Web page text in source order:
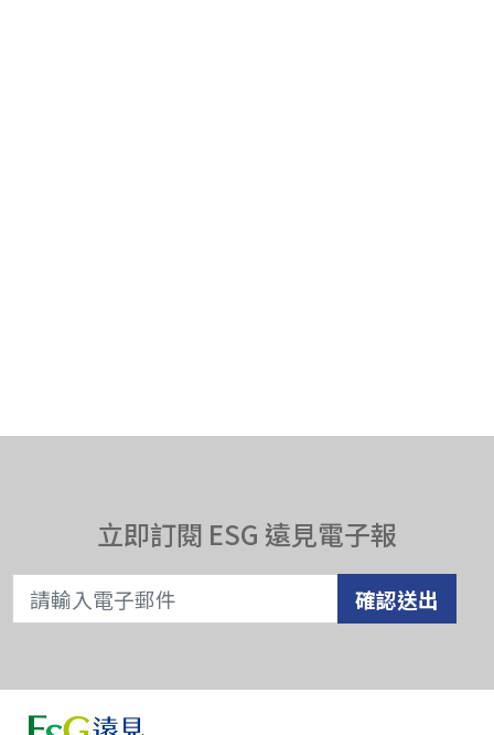
立即訂閱 ESG 遠見電子報
確認送出